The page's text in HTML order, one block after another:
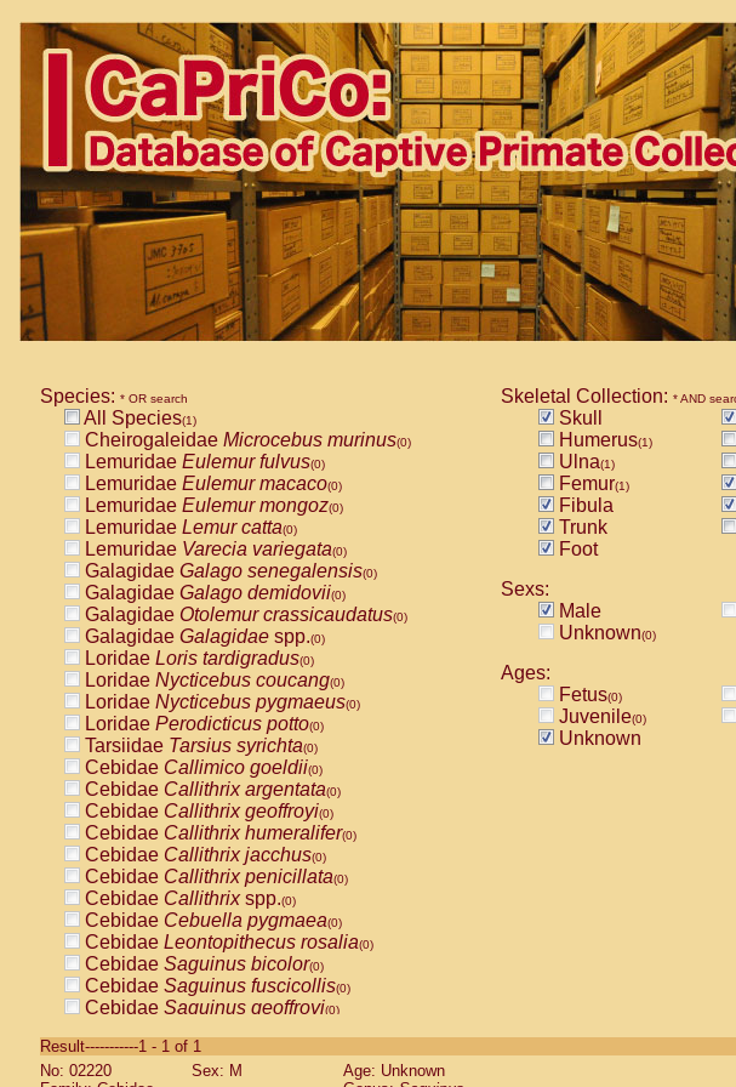
Species: * OR search
All Species(1)
Cheirogaleidae Microcebus murinus(0)
Lemuridae Eulemur fulvus(0)
Lemuridae Eulemur macaco(0)
Lemuridae Eulemur mongoz(0)
Lemuridae Lemur catta(0)
Lemuridae Varecia variegata(0)
Galagidae Galago senegalensis(0)
Galagidae Galago demidovii(0)
Galagidae Otolemur crassicaudatus(0)
Galagidae Galagidae spp.(0)
Loridae Loris tardigradus(0)
Loridae Nycticebus coucang(0)
Loridae Nycticebus pygmaeus(0)
Loridae Perodicticus potto(0)
Tarsiidae Tarsius syrichta(0)
Cebidae Callimico goeldii(0)
Cebidae Callithrix argentata(0)
Cebidae Callithrix geoffroyi(0)
Cebidae Callithrix humeralifer(0)
Cebidae Callithrix jacchus(0)
Cebidae Callithrix penicillata(0)
Cebidae Callithrixspp.(0)
Cebidae Cebuella pygmaea(0)
Cebidae Leontopithecus rosalia(0)
Cebidae Saguinus bicolor(0)
Cebidae Saguinus fuscicollis(0)
Cebidae Saguinus geoffroyi(0)
CebidaeSaguinus labiatus(0)
Cebidae Saguinus leucopus (0)
Skeletal Collection: * AND
Skull
Humerus(1)
Ulna(1)
Femur(1)
Fibula
Trunk
Foot
Sexs:
Male
Unknown(0)
Ages:
Fetus(0)
Juvenile(0)
Unknown
Result-----------1 - 1 of 1
No: 02220
Sex: M
Age: Unknown